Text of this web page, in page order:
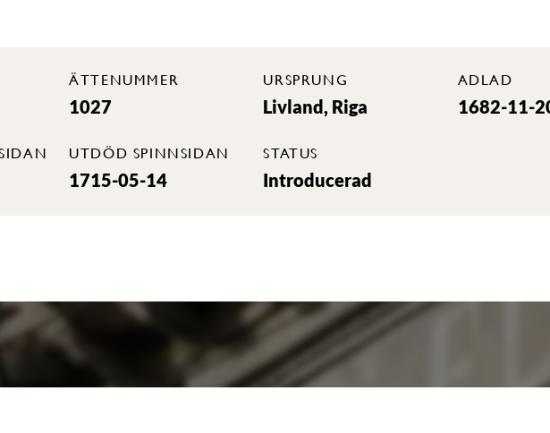
ÄTTENUMMER
1027
URSPRUNG
Livland, Riga
ADLAD
1682-11-
UTDÖD SPINNSIDAN
1715-05-14
STATUS
Introducerad